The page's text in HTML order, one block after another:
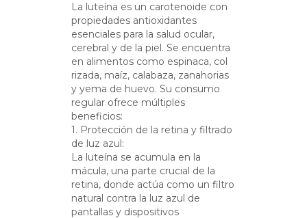
La luteína es un carotenoide con
propiedades antioxidantes
esenciales para la salud ocular,
cerebral y de la piel. Se encuentra
en alimentos como espinaca, col
rizada, maíz, calabaza, zanahorias
y yema de huevo. Su consumo
regular ofrece múltiples
beneficios:
1. Protección de la retina y filtrado
de luz azul:
La luteína se acumula en la
mácula, una parte crucial de la
retina, donde actúa como un filtro
natural contra la luz azul de
pantallas y dispositivos